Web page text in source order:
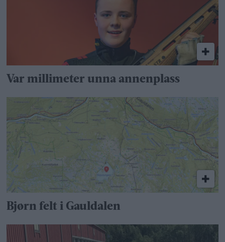
Var millimeter unna annenplass
Bjørn felt i Gauldalen